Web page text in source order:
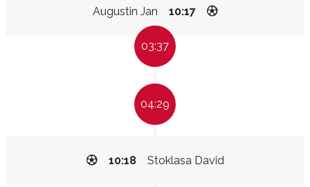
Augustin Jan 10:17
03:37
04:29
Stoklasa David
10:18